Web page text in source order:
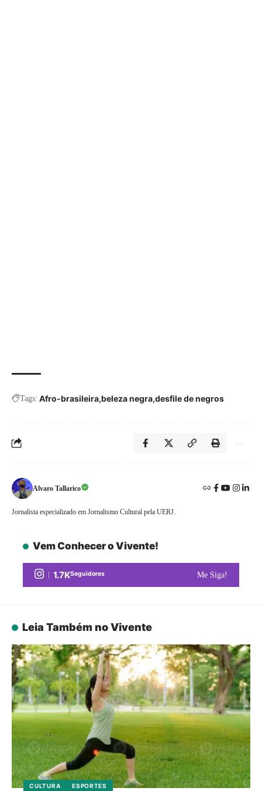
Tags: Afro-brasileira beleza negra desfile de negros
Alvaro Tallarico
Jornalista especializado em Jornalismo Cultural pela UERJ.
Vem Conhecer o Vivente!
1.7KSeguidores Me Siga!
Leia Também no Vivente
CULTURA ESPORTES